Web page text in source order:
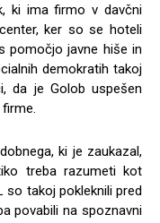
ki ima firmo v davčni
ker so se hoteli
pomočjo javne hiše in
demokratih takoj
da je Golob uspešen
ki je zaukazal,
treba razumeti kot
so takoj pokleknili pred
povabili na spoznavni